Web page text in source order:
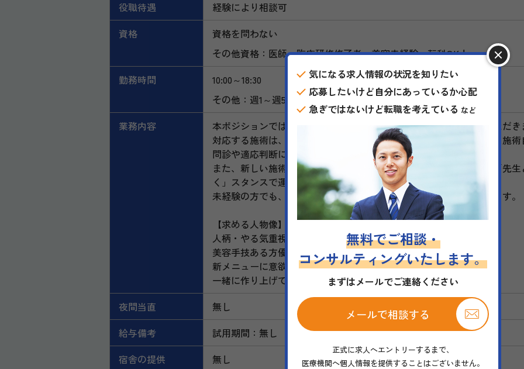
役職待遇
経験により相談可
資格
資格を問わない
その他資格：医師・臨床研修修了者、美容未経験・転科OK！
勤務時間
10:00～18:30
その他：週1～週5日
業務内容
本ポジションでは、美容皮膚科領域の問診・診察を中心にご担当いただき
対応する施術は、ポテンツァやハイフなどの美容皮膚科メニューで、施
問診や適応判断に集中いただける環境です。
また、新しい施術やメニューの導入に意欲的な方を歓迎しており、「先
く」スタンスで運営しています。
未経験の方でも、段階を踏んでしっかり習得できる体制が整っています。
【求める人物像】
人柄・やる気重視！
美容手技ある方優遇。
新メニューに意欲的に取り組める方。
一緒に作り上げていける方。
夜間当直
無し
給与備考
試用期間：無し
宿舎の提供
無し
気になる求人情報の状況を知りたい
応募したいけど自分にあっているか心配
急ぎではないけど転職を考えている など
無料でご相談・
コンサルティングいたします。
まずはメールでご連絡ください
メールで相談する
正式に求人へエントリーするまで、
医療機関へ個人情報を提供することはございません。